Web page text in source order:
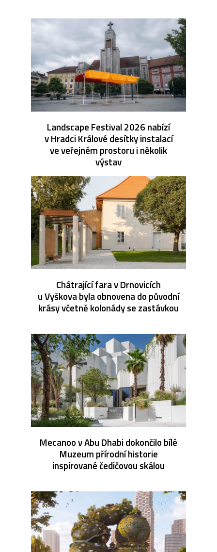
Landscape Festival 2026 nabízí
v Hradci Králové desítky instalací
ve veřejném prostoru i několik
výstav
Chátrající fara v Drnovicích
u Vyškova byla obnovena do původní
krásy včetně kolonády se zastávkou
Mecanoo v Abu Dhabi dokončilo bílé
Muzeum přírodní historie
inspirované čedičovou skálou